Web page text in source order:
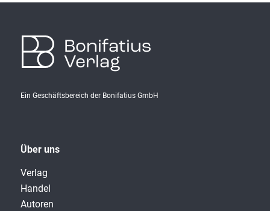
Bonifatius
Verlag
Ein Geschäftsbereich der Bonifatius GmbH
Über uns
Verlag
Handel
Autoren